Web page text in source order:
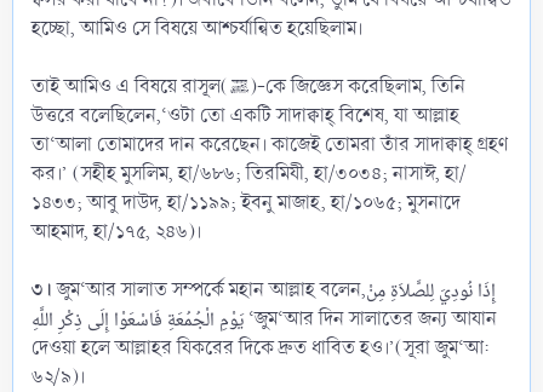
হচ্ছো, আমিও সে বিষয়ে আশ্চর্যান্বিত হয়েছিলাম।
তাই আমিও এ বিষয়ে রাসূল(ﷺ)-কে জিজ্ঞেস করেছিলাম, তিনি
উত্তরে বলেছিলেন,‘ওটা তো একটি সাদাক্বাহ্ বিশেষ, যা আল্লাহ
তা‘আলা তোমাদের দান করেছেন। কাজেই তোমরা তাঁর সাদাক্বাহ্ গ্রহণ
কর।’ (সহীহ মুসলিম, হা/৬৮৬; তিরমিযী, হা/৩০৩৪; নাসাঈ, হা/
১৪৩৩; আবু দাউদ, হা/১১৯৯; ইবনু মাজাহ, হা/১০৬৫; মুসনাদে
আহমাদ, হা/১৭৫, ২৪৬)।
৩।জুম‘আর সালাত সম্পর্কে মহান আল্লাহ বলেন,إِذَا نُودِيَ لِلصَّلاَةِ مِنْ
يَوْمِ الْجُمُعَةِ فَاسْعَوْا إِلَى ذِكْرِ اللَّهِ ‘জুম‘আর দিন সালাতের জন্য আযান
দেওয়া হলে আল্লাহর যিকরের দিকে দ্রুত ধাবিত হও।’(সূরা জুম‘আ:
৬২/৯)।